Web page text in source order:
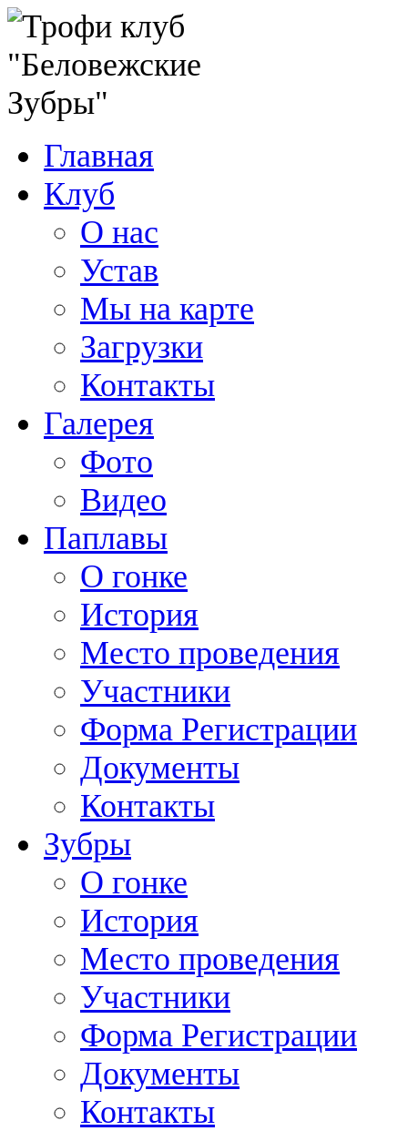
Главная
Клуб
О нас
Устав
Мы на карте
Загрузки
Контакты
Галерея
Фото
Видео
Паплавы
О гонке
История
Место проведения
Участники
Форма Регистрации
Документы
Контакты
Зубры
О гонке
История
Место проведения
Участники
Форма Регистрации
Документы
Контакты